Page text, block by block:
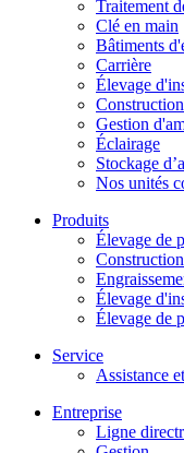
Traitement
Clé en main
Bâtiments
Carrière
Élevage
Gestion
Éclairage
Stockage
Nos unités
Produits
Élevage de
Élevage
Élevage de
Service
Assistance
Entreprise
Ligne